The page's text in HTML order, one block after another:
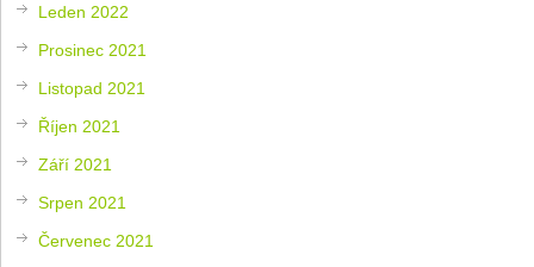
Leden 2022
Prosinec 2021
Listopad 2021
Říjen 2021
Září 2021
Srpen 2021
Červenec 2021